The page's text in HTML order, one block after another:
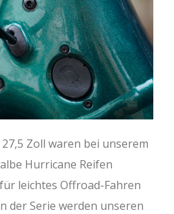
Zoll waren bei unserem
Hurricane Reifen
leichtes Offroad-Fahren
der Serie werden unseren